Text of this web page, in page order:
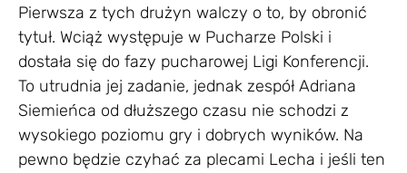
Pierwsza z tych drużyn walczy o to, by obronić
tytuł. Wciąż występuje w Pucharze Polski i
dostała się do fazy pucharowej Ligi Konferencji.
To utrudnia jej zadanie, jednak zespół Adriana
Siemieńca od dłuższego czasu nie schodzi z
wysokiego poziomu gry i dobrych wyników. Na
pewno będzie czyhać za plecami Lecha i jeśli ten